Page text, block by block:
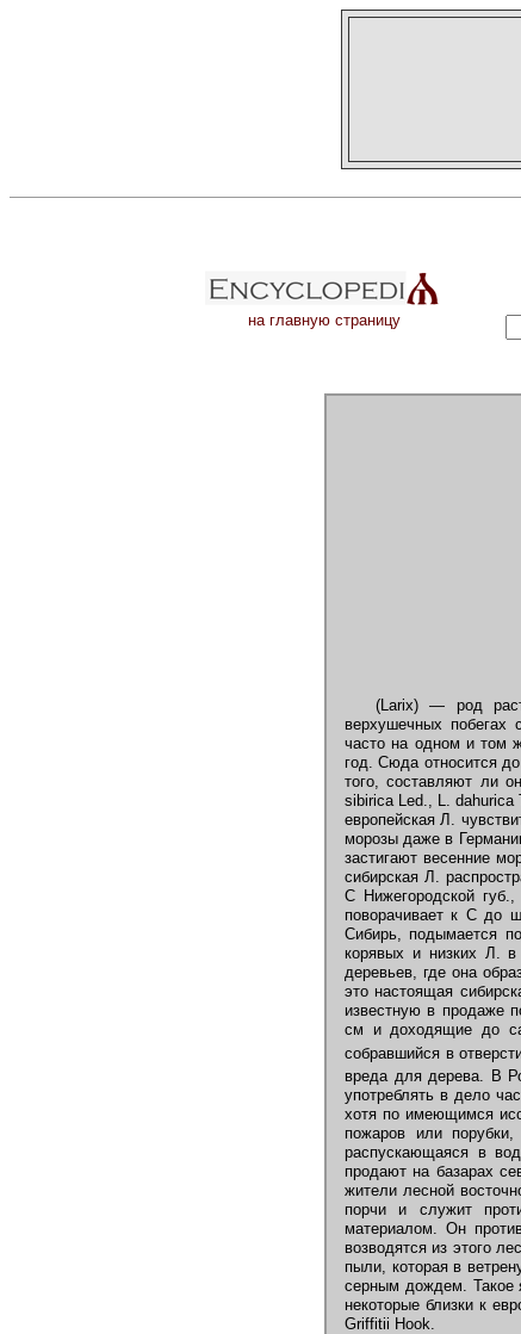
на главную страницу
(Larix) — род
верхушечных побегах
часто на одном и том
год. Сюда относится
того, составляют ли
sibirica Led., L.
европейская Л.
морозы даже в
застигают весенние
сибирская Л.
С Нижегородской
поворачивает к С до
Сибирь, подымается
корявых и низких Л.
деревьев, где она
это настоящая
известную в продаже
см и доходящие до
собравшийся в
вреда для дерева. В
употреблять в дело
хотя по имеющимся
пожаров или
распускающаяся в
продают на базарах
жители лесной
порчи и служит
материалом. Он
возводятся из этого
пыли, которая в
серным дождем. Такое
некоторые близки к
Griffitii Hook.